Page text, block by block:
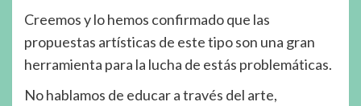
Creemos y lo hemos confirmado que las
propuestas artísticas de este tipo son una gran
herramienta para la lucha de estás problemáticas.
No hablamos de educar a través del arte,